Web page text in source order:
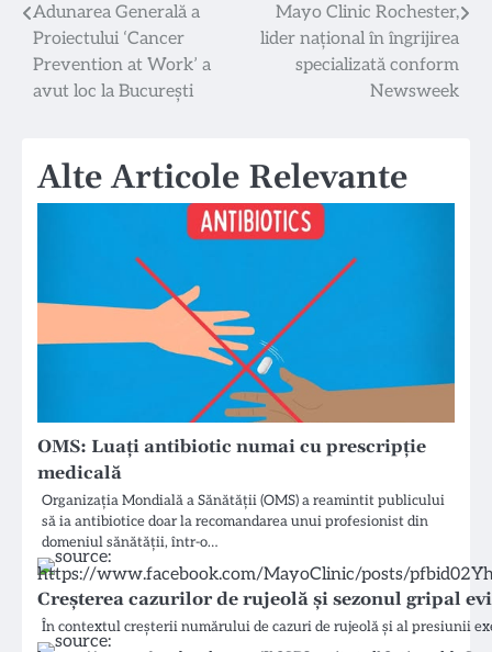
Navigare
în
articole
Adunarea Generală a
Proiectului ‘Cancer
Prevention at Work’ a
avut loc la București
Mayo Clinic Rochester,
lider național în îngrijirea
specializată conform
Newsweek
Alte Articole Relevante
OMS: Luați antibiotic numai cu prescripție
medicală
Organizația Mondială a Sănătății (OMS) a reamintit publicului
să ia antibiotice doar la recomandarea unui profesionist din
domeniul sănătății, într-o…
Creșterea cazurilor de rujeolă și sezonul gripal
În contextul creșterii numărului de cazuri de rujeolă și al presiunii